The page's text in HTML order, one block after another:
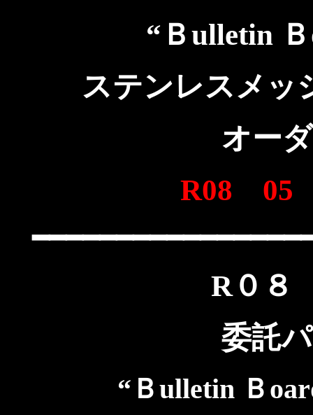
“Ｂulletin
ステンレスメッ
オー
R08 05
R０
委託
“Ｂulletin Ｂ